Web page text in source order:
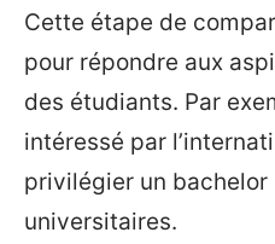
Cette étape de
pour répondre aux
des étudiants. Par
intéressé par
privilégier un
universitaires.